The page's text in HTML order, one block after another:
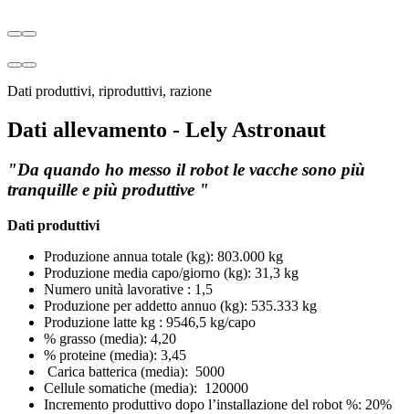
Dati produttivi, riproduttivi, razione
Dati allevamento - Lely Astronaut
"Da quando ho messo il robot le vacche sono più
tranquille e più produttive "
Dati produttivi
Produzione annua totale (kg): 803.000 kg
Produzione media capo/giorno (kg): 31,3 kg
Numero unità lavorative : 1,5
Produzione per addetto annuo (kg): 535.333 kg
Produzione latte kg : 9546,5 kg/capo
% grasso (media): 4,20
% proteine (media): 3,45
Carica batterica (media): 5000
Cellule somatiche (media): 120000
Incremento produttivo dopo l’installazione del robot %: 20%